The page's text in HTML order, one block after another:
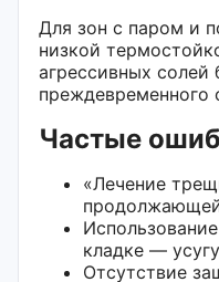
Для зон с паром и
низкой
агрессивных
преждевременного
Частые
«Лечение
кладке —
Отсутствие